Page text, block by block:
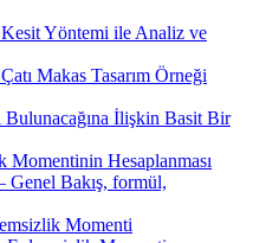
Yöntemi ile Analiz ve
Makas Tasarım Örneği
Bulunacağına İlişkin Basit Bir
Momentinin Hesaplanması
Genel Bakış, formül,
Momenti